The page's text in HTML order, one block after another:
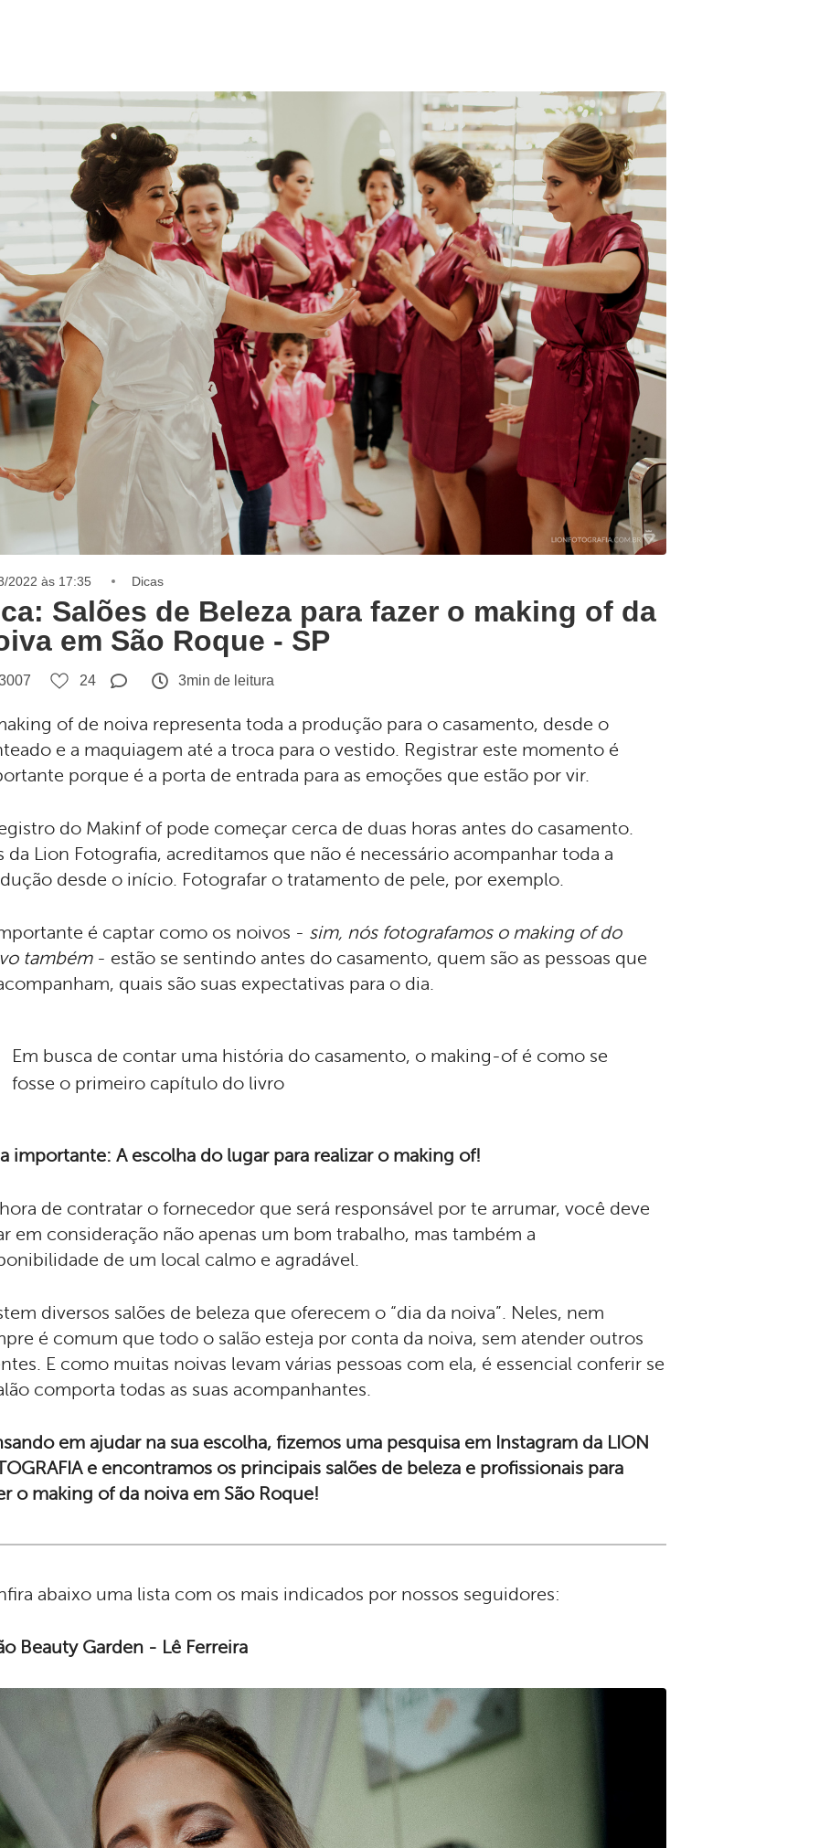
2022 às 17:35 Dicas
Salões de Beleza para fazer o making of da
em São Roque - SP
24 3min de leitura
of de noiva representa toda a produção para o casamento, desde o
e a maquiagem até a troca para o vestido. Registrar este momento é
porque é a porta de entrada para as emoções que estão por vir.
do Makinf of pode começar cerca de duas horas antes do casamento.
da Lion Fotografia, acreditamos que não é necessário acompanhar toda a
desde o início. Fotografar o tratamento de pele, por exemplo.
é captar como os noivos - sim, nós fotografamos o making of do
também- estão se sentindo antes do casamento, quem são as pessoas que
quais são suas expectativas para o dia.
Em busca de contar uma história do casamento, o making-of é como se
fosse o primeiro capítulo do livro
importante: A escolha do lugar para realizar o making of!
de contratar o fornecedor que será responsável por te arrumar, você deve
em consideração não apenas um bom trabalho, mas também a
de um local calmo e agradável.
diversos salões de beleza que oferecem o “dia da noiva”. Neles, nem
é comum que todo o salão esteja por conta da noiva, sem atender outros
E como muitas noivas levam várias pessoas com ela, é essencial conferir se
comporta todas as suas acompanhantes.
em ajudar na sua escolha, fizemos uma pesquisa em Instagram da LION
e encontramos os principais salões de beleza e profissionais para
o making of da noiva em São Roque!
abaixo uma lista com os mais indicados por nossos seguidores:
Beauty Garden - Lê Ferreira